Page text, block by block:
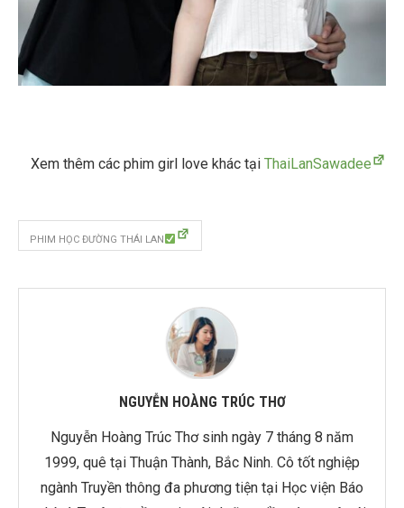
Xem thêm các phim girl love khác tại ThaiLanSawadee
PHIM HỌC ĐƯỜNG THÁI LAN
NGUYỄN HOÀNG TRÚC THƠ
Nguyễn Hoàng Trúc Thơ sinh ngày 7 tháng 8 năm
1999, quê tại Thuận Thành, Bắc Ninh. Cô tốt nghiệp
ngành Truyền thông đa phương tiện tại Học viện Báo